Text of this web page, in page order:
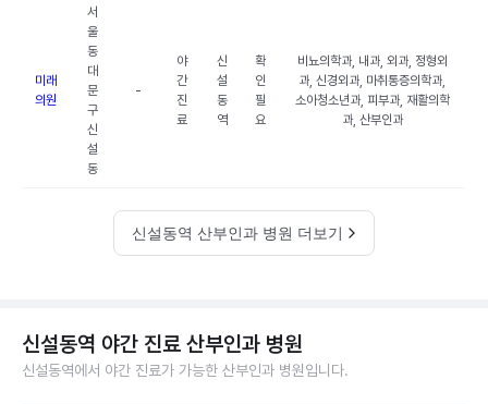
미래
의원
서
울
동
대
문
구
신
설
동
-
야
간
진
료
신
설
동
역
확
인
필
요
비뇨의학과, 내과, 외과, 정형외
과, 신경외과, 마취통증의학과,
소아청소년과, 피부과, 재활의학
과, 산부인과
신설동역 산부인과 병원 더보기
신설동역 야간 진료 산부인과 병원
신설동역에서 야간 진료가 가능한 산부인과 병원입니다.